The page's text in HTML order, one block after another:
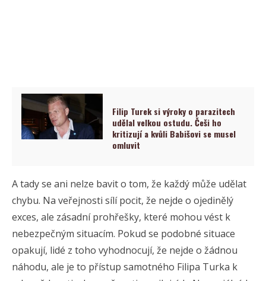
Filip Turek si výroky o parazitech
udělal velkou ostudu. Češi ho
kritizují a kvůli Babišovi se musel
omluvit
A tady se ani nelze bavit o tom, že každý může udělat
chybu. Na veřejnosti sílí pocit, že nejde o ojedinělý
exces, ale zásadní prohřešky, které mohou vést k
nebezpečným situacím. Pokud se podobné situace
opakují, lidé z toho vyhodnocují, že nejde o žádnou
náhodu, ale je to přístup samotného Filipa Turka k